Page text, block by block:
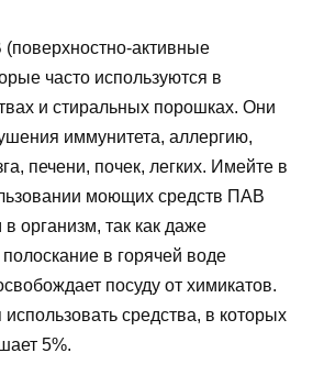
активные
часто используются в
и стиральных порошках. Они
иммунитета, аллергию,
печени, почек, легких. Имейте в
моющих средств ПАВ
организм, так как даже
полоскание в горячей воде
посуду от химикатов.
использовать средства, в которых
5%.